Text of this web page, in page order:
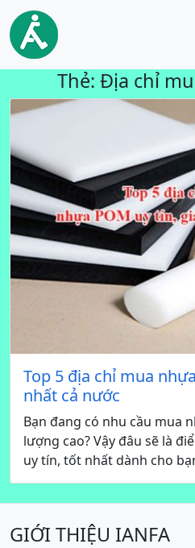
Thẻ: Địa chỉ
Top 5 địa chỉ mua
nhất cả nước
Bạn đang có nhu cầu mua
lượng cao? Vậy đâu sẽ là
uy tín, tốt nhất dành cho
GIỚI THIỆU IANFA